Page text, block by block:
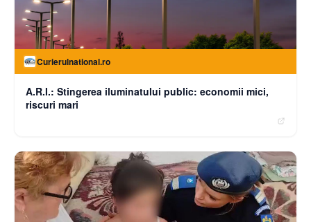
Curierulnational.ro
A.R.I.: Stingerea iluminatului public: economii mici,
riscuri mari